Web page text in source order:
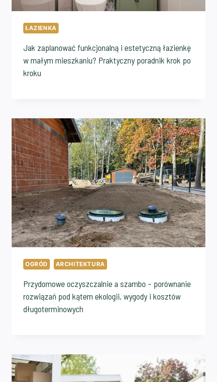
ŁAZIENKA
Jak zaplanować funkcjonalną i estetyczną łazienkę
w małym mieszkaniu? Praktyczny poradnik krok po
kroku
OGRÓD ARCHITEKTURA
Przydomowe oczyszczalnie a szambo – porównanie
rozwiązań pod kątem ekologii, wygody i kosztów
długoterminowych